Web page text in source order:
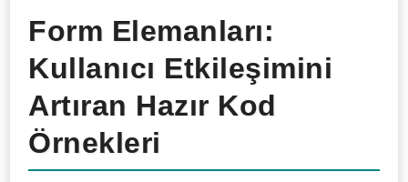
Form Elemanları:
Kullanıcı Etkileşimini
Artıran Hazır Kod
Örnekleri